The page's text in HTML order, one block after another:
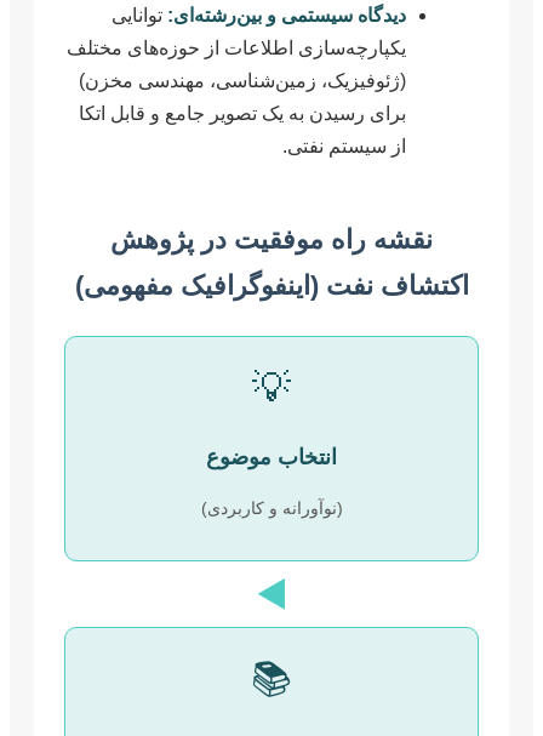
دیدگاه سیستمی و بین‌رشته‌ای: توانایی
یکپارچه‌سازی اطلاعات از حوزه‌های مختلف
(ژئوفیزیک، زمین‌شناسی، مهندسی مخزن)
برای رسیدن به یک تصویر جامع و قابل اتکا
از سیستم نفتی.
نقشه راه موفقیت در پژوهش
اکتشاف نفت (اینفوگرافیک مفهومی)
💡
انتخاب موضوع
(نوآورانه و کاربردی)
◀️
📚